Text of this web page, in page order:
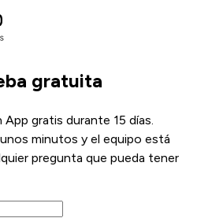
gratuita
App gratis durante 15 días.
minutos y el equipo está
pregunta que pueda tener